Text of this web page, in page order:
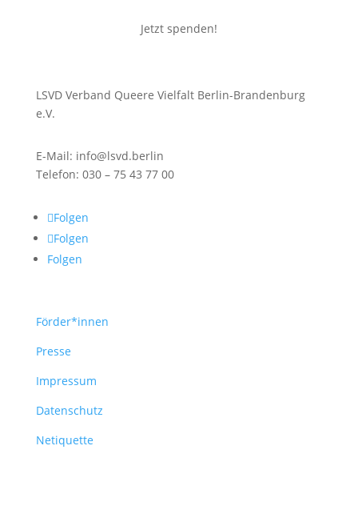
Jetzt spenden!
LSVD Verband Queere Vielfalt Berlin-Brandenburg
e.V.
E-Mail: info@lsvd.berlin
Telefon: 030 – 75 43 77 00
Folgen
Folgen
Folgen
Förder*innen
Presse
Impressum
Datenschutz
Netiquette